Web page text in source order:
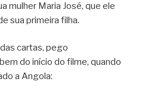
mulher Maria José, que ele
sua primeira filha.
cartas, pego
do início do filme, quando
a Angola: